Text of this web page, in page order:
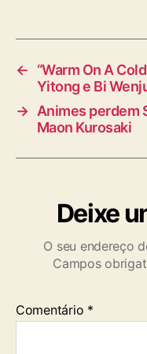
←
“Warm On A
Yitong e Bi
→ Animes perdem
Maon Kurosaki
Deixe
O seu endereço
Campos
Comentário *